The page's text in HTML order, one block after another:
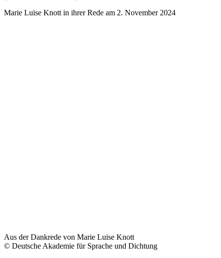
Marie Luise Knott in ihrer Rede am 2. November 2024
Aus der Dankrede von Marie Luise Knott
© Deutsche Akademie für Sprache und Dichtung